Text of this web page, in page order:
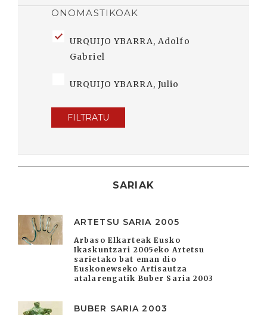
ONOMASTIKOAK
URQUIJO YBARRA, Adolfo
Gabriel
URQUIJO YBARRA, Julio
FILTRATU
SARIAK
ARTETSU SARIA 2005
Arbaso Elkarteak Eusko
Ikaskuntzari 2005eko Artetsu
sarietako bat eman dio
Euskonewseko Artisautza
atalarengatik Buber Saria 2003
BUBER SARIA 2003